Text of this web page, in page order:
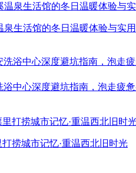
泉生活馆的冬日温暖体验与实
浴中心深度避坑指南，泡走疲
捞城市记忆·重温西北旧时光